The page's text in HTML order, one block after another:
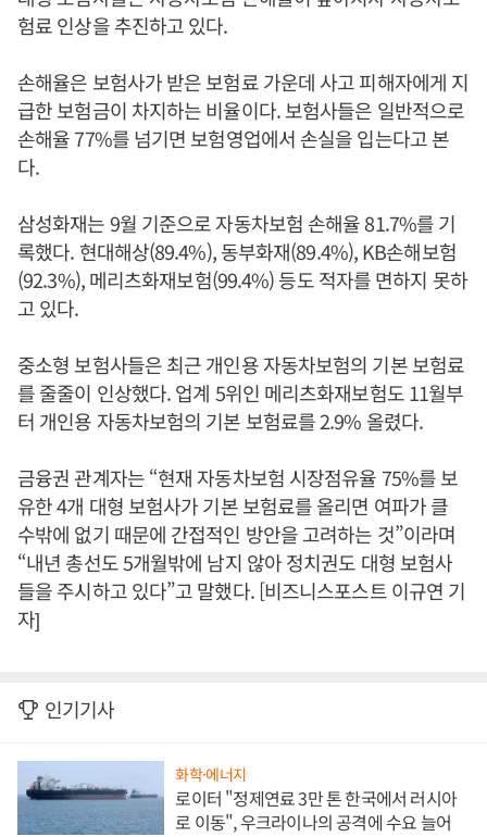
험료 인상을 추진하고 있다.
손해율은 보험사가 받은 보험료 가운데 사고 피해자에게 지
급한 보험금이 차지하는 비율이다. 보험사들은 일반적으로
손해율 77%를 넘기면 보험영업에서 손실을 입는다고 본
다.
삼성화재는 9월 기준으로 자동차보험 손해율 81.7%를 기
록했다. 현대해상(89.4%), 동부화재(89.4%), KB손해보험
(92.3%), 메리츠화재보험(99.4%) 등도 적자를 면하지 못하
고 있다.
중소형 보험사들은 최근 개인용 자동차보험의 기본 보험료
를 줄줄이 인상했다. 업계 5위인 메리츠화재보험도 11월부
터 개인용 자동차보험의 기본 보험료를 2.9% 올렸다.
금융권 관계자는 “현재 자동차보험 시장점유율 75%를 보
유한 4개 대형 보험사가 기본 보험료를 올리면 여파가 클
수밖에 없기 때문에 간접적인 방안을 고려하는 것”이라며
“내년 총선도 5개월밖에 남지 않아 정치권도 대형 보험사
들을 주시하고 있다”고 말했다. [비즈니스포스트 이규연 기
자]
인기기사
화학·에너지
로이터 "정제연료 3만 톤 한국에서 러시아
로 이동", 우크라이나의 공격에 수요 늘어